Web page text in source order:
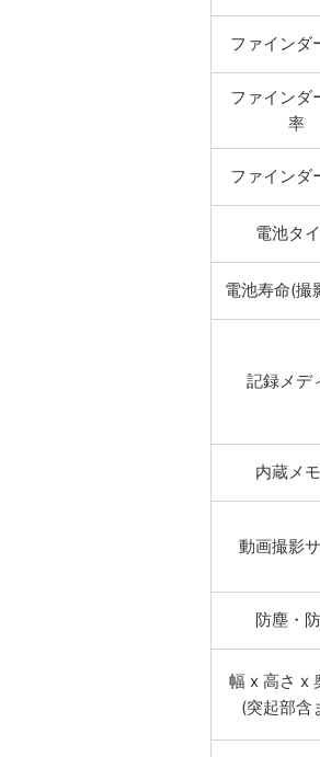
ファインダ
ファインダ
率
ファインダ
電池タ
電池寿命(撮
記録メデ
内蔵メ
動画撮影
防塵・
幅 x 高さ x
(突起部含